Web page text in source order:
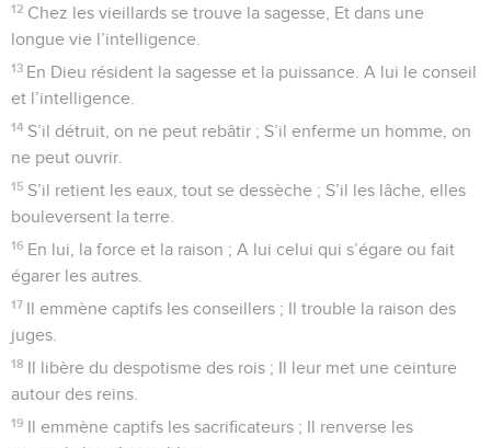
12 Chez les vieillards se trouve la sagesse, Et dans une
longue vie l’intelligence.
13 En Dieu résident la sagesse et la puissance. A lui le conseil
et l’intelligence.
14 S’il détruit, on ne peut rebâtir ; S’il enferme un homme, on
ne peut ouvrir.
15 S’il retient les eaux, tout se dessèche ; S’il les lâche, elles
bouleversent la terre.
16 En lui, la force et la raison ; A lui celui qui s’égare ou fait
égarer les autres.
17 Il emmène captifs les conseillers ; Il trouble la raison des
juges.
18 Il libère du despotisme des rois ; Il leur met une ceinture
autour des reins.
19 Il emmène captifs les sacrificateurs ; Il renverse les